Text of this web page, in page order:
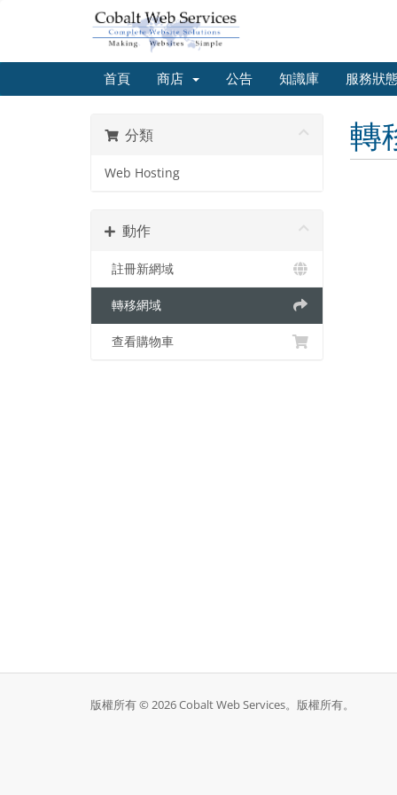
首頁 商店 公告 知識庫 服務狀
分類
Web Hosting
動作
註冊新網域
轉移網域
查看購物車
轉
版權所有 © 2026 Cobalt Web Services。版權所有。